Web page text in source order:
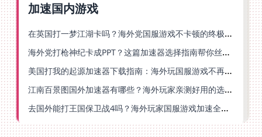
加速国内游戏
在英国打一梦江湖卡吗？海外党国服游戏不卡顿的终极解法
海外党打枪神纪卡成PPT？这篇加速器选择指南帮你丝滑上分
美国打我的起源加速器下载指南：海外玩国服游戏不再卡的终极方案
江南百景图国外加速器有哪些？海外玩家亲测好用的选择与避坑指南
去国外能打王国保卫战4吗？海外玩家国服游戏加速全攻略（附公主连结幻想江湖实测）